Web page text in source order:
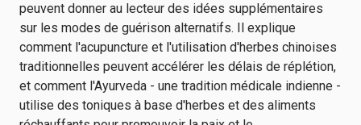
peuvent donner au lecteur des idées supplémentaires
sur les modes de guérison alternatifs. Il explique
comment l'acupuncture et l'utilisation d'herbes chinoises
traditionnelles peuvent accélérer les délais de réplétion,
et comment l'Ayurveda - une tradition médicale indienne -
utilise des toniques à base d'herbes et des aliments